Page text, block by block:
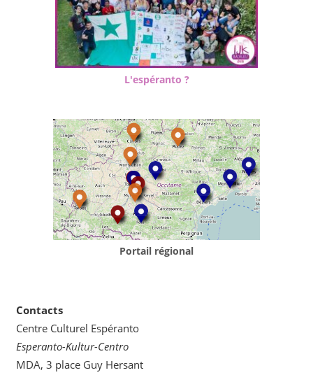
L'espéranto ?
Portail régional
Contacts
Centre Culturel Espéranto
Esperanto-Kultur-Centro
MDA, 3 place Guy Hersant